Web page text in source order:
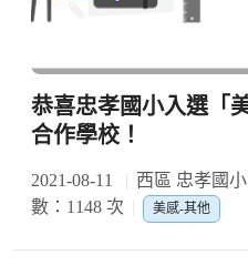
恭喜忠孝國小入選「
合作學校！
2021-08-11 西區 忠孝國
數：1148 次
美感-其他